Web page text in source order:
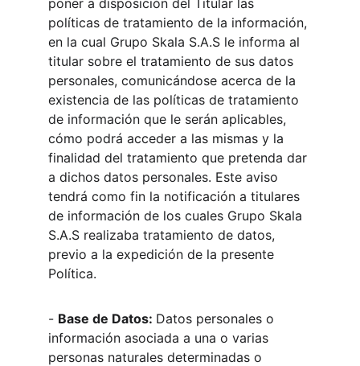
poner a disposición del Titular las
políticas de tratamiento de la información,
en la cual Grupo Skala S.A.S le informa al
titular sobre el tratamiento de sus datos
personales, comunicándose acerca de la
existencia de las políticas de tratamiento
de información que le serán aplicables,
cómo podrá acceder a las mismas y la
finalidad del tratamiento que pretenda dar
a dichos datos personales. Este aviso
tendrá como fin la notificación a titulares
de información de los cuales Grupo Skala
S.A.S realizaba tratamiento de datos,
previo a la expedición de la presente
Política.
- Base de Datos: Datos personales o
información asociada a una o varias
personas naturales determinadas o